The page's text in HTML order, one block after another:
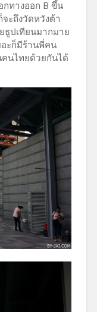
กทางออก B ขึ้น
จะถึงวัดหวังต้า
ธูปเทียนมากมาย
อะก็มีร้านพี่คน
คนไทยด้วยกันได้